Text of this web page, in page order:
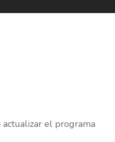
actualizar el programa